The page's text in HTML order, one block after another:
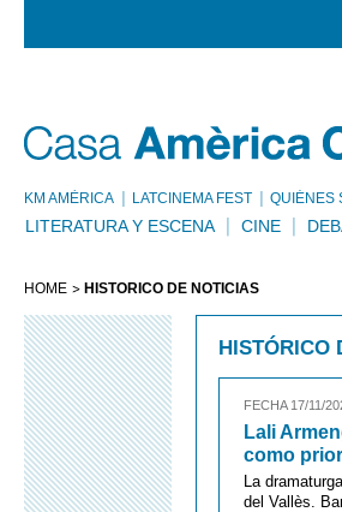
KM AMÈRICA LATCINEMA FEST QUIÉNES
LITERATURA Y ESCENA CINE
HOME HISTÓRICO DE NOTÍCIAS
HISTÓRICO
FECHA 17/11/
Lali
como
La
del Vallès.